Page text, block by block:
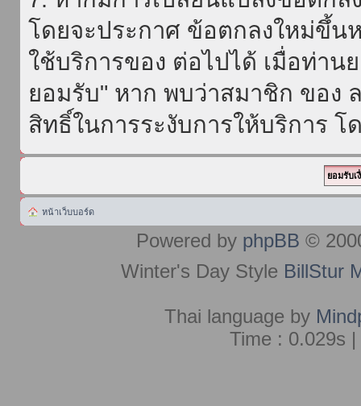
โดยจะประกาศ ข้อตกลงใหม่ขึ้น
ใช้บริการของ ต่อไปได้ เมื่อท่า
ยอมรับ" หาก พบว่าสมาชิก ของ
สิทธิ์ในการระงับการให้บริการ
หน้าเว็บบอร์ด
Powered by phpBB ©
Winter's Day Style BillStur
Thai language by
Time : 0.029s